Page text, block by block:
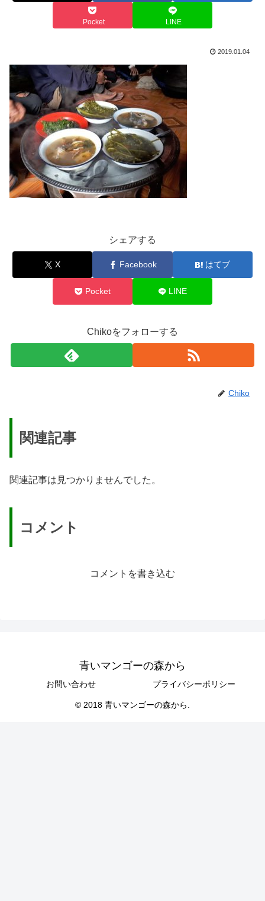
Pocket LINE
2019.01.04
シェアする
X Facebook はてブ
Pocket LINE
Chikoをフォローする
Chiko
関連記事
関連記事は見つかりませんでした。
コメント
コメントを書き込む
青いマンゴーの森から
お問い合わせ プライバシーポリシー
© 2018 青いマンゴーの森から.